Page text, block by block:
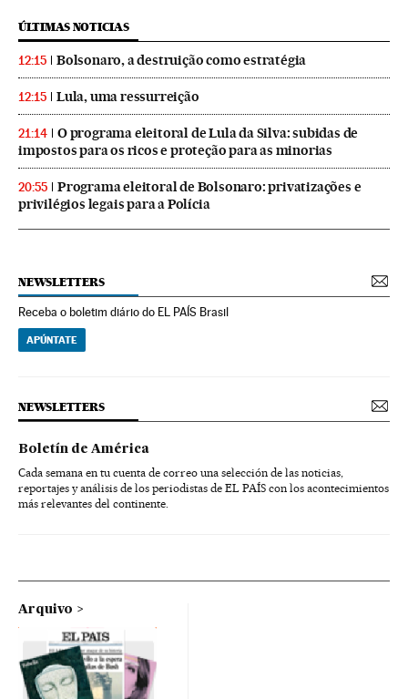
ÚLTIMAS NOTICIAS
12:15 Bolsonaro, a destruição como estratégia
12:15 Lula, uma ressurreição
21:14
O programa eleitoral de Lula da Silva: subidas de
impostos para os ricos e proteção para as minorias
20:55
Programa eleitoral de Bolsonaro: privatizações e
privilégios legais para a Polícia
NEWSLETTERS
Receba o boletim diário do EL PAÍS Brasil
APÚNTATE
NEWSLETTERS
Boletín de América
Cada semana en tu cuenta de correo una selección de las noticias,
reportajes y análisis de los periodistas de EL PAÍS con los acontecimientos
más relevantes del continente.
Arquivo